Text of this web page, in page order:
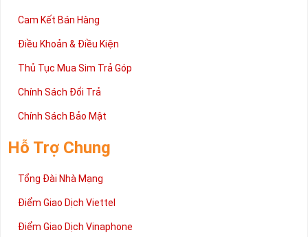
Cam Kết Bán Hàng
Điều Khoản & Điều Kiện
Thủ Tục Mua Sim Trả Góp
Chính Sách Đổi Trả
Chính Sách Bảo Mật
Hỗ Trợ Chung
Tổng Đài Nhà Mạng
Điểm Giao Dịch Viettel
Điểm Giao Dịch Vinaphone